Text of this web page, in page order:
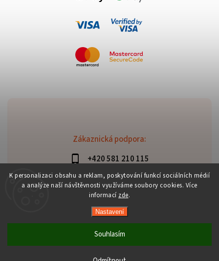
K personalizaci obsahu a reklam, poskytování funkcí sociálních médií
a analýze naší návštěvnosti využíváme soubory cookies. Více
informací zde.
Nastavení
Souhlasím
Zákaznická podpora:
+420 581 210 115
info@davaztechnik.cz
Copyright 2026Daniš Davaztechnik. Všechna práva